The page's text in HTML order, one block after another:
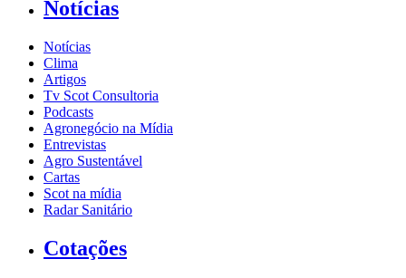
Notícias
Notícias
Clima
Artigos
Tv Scot Consultoria
Podcasts
Agronegócio na Mídia
Entrevistas
Agro Sustentável
Cartas
Scot na mídia
Radar Sanitário
Cotações